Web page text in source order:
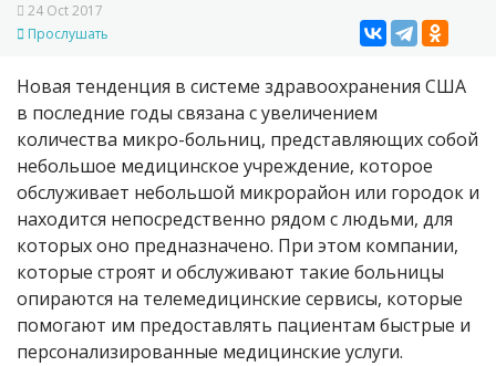
24 Oct 2017
Прослушать
Новая тенденция в системе здравоохранения США
в последние годы связана с увеличением
количества микро-больниц, представляющих собой
небольшое медицинское учреждение, которое
обслуживает небольшой микрорайон или городок и
находится непосредственно рядом с людьми, для
которых оно предназначено. При этом компании,
которые строят и обслуживают такие больницы
опираются на телемедицинские сервисы, которые
помогают им предоставлять пациентам быстрые и
персонализированные медицинские услуги.